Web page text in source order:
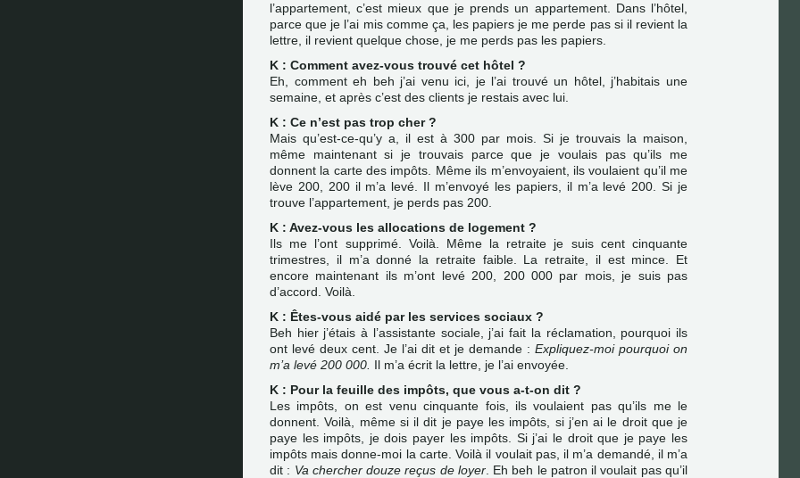
l’appartement, c’est mieux que je prends un appartement. Dans l’hôtel,
parce que je l’ai mis comme ça, les papiers je me perde pas si il revient la
lettre, il revient quelque chose, je me perds pas les papiers.
K : Comment avez-vous trouvé cet hôtel ?
Eh, comment eh beh j’ai venu ici, je l’ai trouvé un hôtel, j’habitais une
semaine, et après c’est des clients je restais avec lui.
K : Ce n’est pas trop cher ?
Mais qu’est-ce-qu’y a, il est à 300 par mois. Si je trouvais la maison,
même maintenant si je trouvais parce que je voulais pas qu’ils me
donnent la carte des impôts. Même ils m’envoyaient, ils voulaient qu’il me
lève 200, 200 il m’a levé. Il m’envoyé les papiers, il m’a levé 200. Si je
trouve l’appartement, je perds pas 200.
K : Avez-vous les allocations de logement ?
Ils me l’ont supprimé. Voilà. Même la retraite je suis cent cinquante
trimestres, il m’a donné la retraite faible. La retraite, il est mince. Et
encore maintenant ils m’ont levé 200, 200 000 par mois, je suis pas
d’accord. Voilà.
K : Êtes-vous aidé par les services sociaux ?
Beh hier j’étais à l’assistante sociale, j’ai fait la réclamation, pourquoi ils
ont levé deux cent. Je l’ai dit et je demande : Expliquez-moi pourquoi on
m’a levé 200 000. Il m’a écrit la lettre, je l’ai envoyée.
K : Pour la feuille des impôts, que vous a-t-on dit ?
Les impôts, on est venu cinquante fois, ils voulaient pas qu’ils me le
donnent. Voilà, même si il dit je paye les impôts, si j’en ai le droit que je
paye les impôts, je dois payer les impôts. Si j’ai le droit que je paye les
impôts mais donne-moi la carte. Voilà il voulait pas, il m’a demandé, il m’a
dit : Va chercher douze reçus de loyer. Eh beh le patron il voulait pas qu’il